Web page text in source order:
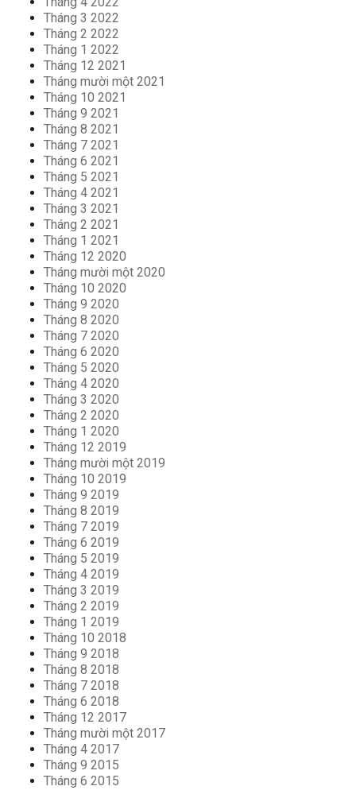
Tháng 3 2022
Tháng 2 2022
Tháng 1 2022
Tháng 12 2021
Tháng mười một 2021
Tháng 10 2021
Tháng 9 2021
Tháng 8 2021
Tháng 7 2021
Tháng 6 2021
Tháng 5 2021
Tháng 4 2021
Tháng 3 2021
Tháng 2 2021
Tháng 1 2021
Tháng 12 2020
Tháng mười một 2020
Tháng 10 2020
Tháng 9 2020
Tháng 8 2020
Tháng 7 2020
Tháng 6 2020
Tháng 5 2020
Tháng 4 2020
Tháng 3 2020
Tháng 2 2020
Tháng 1 2020
Tháng 12 2019
Tháng mười một 2019
Tháng 10 2019
Tháng 9 2019
Tháng 8 2019
Tháng 7 2019
Tháng 6 2019
Tháng 5 2019
Tháng 4 2019
Tháng 3 2019
Tháng 2 2019
Tháng 1 2019
Tháng 10 2018
Tháng 9 2018
Tháng 8 2018
Tháng 7 2018
Tháng 6 2018
Tháng 12 2017
Tháng mười một 2017
Tháng 4 2017
Tháng 9 2015
Tháng 6 2015